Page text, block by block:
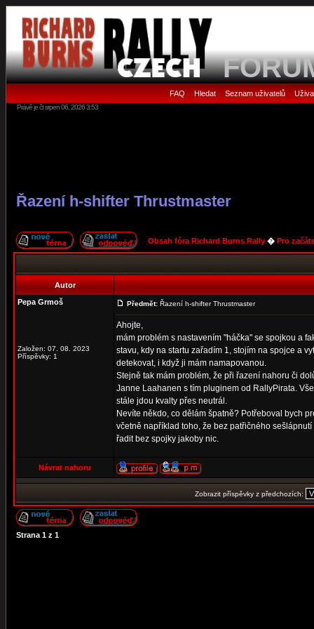
FAQ • Hledat• Seznam uživatelů•
Právě je čt srpen 06, 2026 3:53
Řazení h-shifter Thrustmaster
Obsah fóra Richard Burns Rally � Pro
Autor
Pepa Grmoš
Založen: 07. 08. 2023
Příspěvky: 1
Předmět: Řazení h-shifter Thrustmaster
Ahojte,
mám problém s nastavením "háčka" se spojkou a
stavu, kdy na startu zařadím 1, stojím na spojce a
detekovat, i když ji mám namapovanou.
Stejně tak mám problém, že při řazení nahoru či
Janne Laahanen s tím pluginem od RallyPirata.
stále jdou kvalty přes neutrál.
Nevíte někdo, co dělám špatně? Potřeboval bych
včetně například toho, že bez patřičného
řadit bez spojky jakoby nic.
Návrat nahoru
Zobrazit příspěvky z předchozích:
Strana 1 z 1